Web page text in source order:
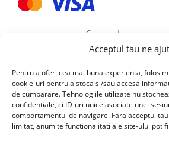
Acceptul tau ne
Pentru a oferi cea mai buna experienta,
cookie-uri pentru a stoca si/sau accesa
de cumparare. Tehnologiile utilizate nu
confidentiale, ci ID-uri unice asociate unei
comportamentul de navigare. Fara acceptul
limitat, anumite functionalitati ale site-ului pot